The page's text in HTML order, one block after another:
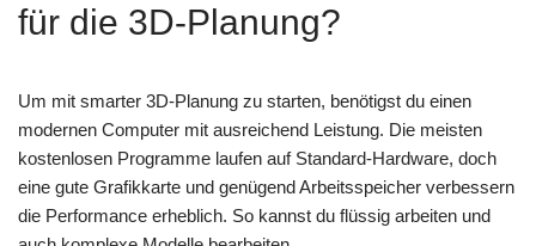
für die 3D-Planung?
Um mit smarter 3D-Planung zu starten, benötigst du einen
modernen Computer mit ausreichend Leistung. Die meisten
kostenlosen Programme laufen auf Standard-Hardware, doch
eine gute Grafikkarte und genügend Arbeitsspeicher verbessern
die Performance erheblich. So kannst du flüssig arbeiten und